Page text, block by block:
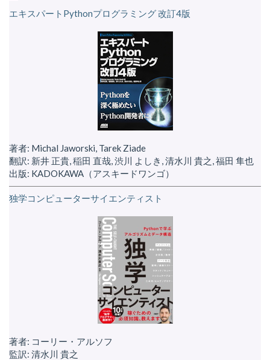
エキスパートPythonプログラミング 改訂4版
著者: Michal Jaworski, Tarek Ziade
翻訳: 新井 正貴, 稲田 直哉, 渋川 よしき, 清水川 貴之, 福田 隼也
出版: KADOKAWA（アスキードワンゴ）
独学コンピューターサイエンティスト
著者: コーリー・アルソフ
監訳: 清水川 貴之